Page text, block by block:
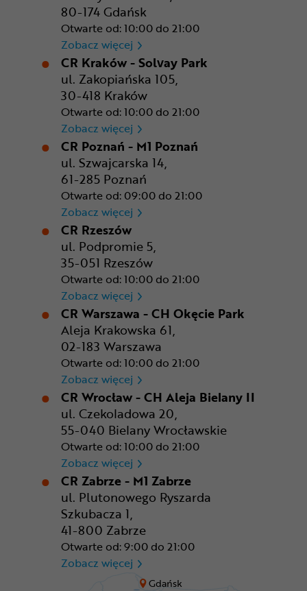
Gdańsk
80-174 Gdańsk
Otwarte od: 10:00 do 21:00
Zobacz więcej CR Gdańsk - Morski Park
CR Kraków - Solvay Park
ul. Zakopiańska 105,
30-418 Kraków
Otwarte od: 10:00 do 21:00
Zobacz więcej CR Kraków - Solvay Park
CR Poznań - M1 Poznań
ul. Szwajcarska 14,
61-285 Poznań
Otwarte od: 09:00 do 21:00
Zobacz więcej CR Poznań - M1 Poznań
CR Rzeszów
ul. Podpromie 5,
35-051 Rzeszów
Otwarte od: 10:00 do 21:00
Zobacz więcej CR Rzeszów
CR Warszawa - CH Okęcie Park
Aleja Krakowska 61,
02-183 Warszawa
Otwarte od: 10:00 do 21:00
Zobacz więcej CR Warszawa - CH Okęcie
CR Wrocław - CH Aleja Bielany II
ul. Czekoladowa 20,
55-040 Bielany Wrocławskie
Otwarte od: 10:00 do 21:00
Zobacz więcej CR Wrocław - CH Aleja
CR Zabrze - M1 Zabrze
ul. Plutonowego Ryszarda
Szkubacza 1,
41-800 Zabrze
Otwarte od: 9:00 do 21:00
Zobacz więcej CR Zabrze - M1 Zabrze